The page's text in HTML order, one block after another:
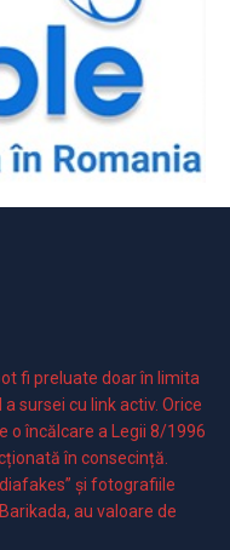
fi preluate doar în limita
sursei cu link activ. Orice
o încălcare a Legii 8/1996
în consecință.
și fotografiile
au valoare de